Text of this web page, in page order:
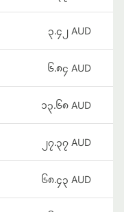
၃.၄၂ AUD
၆.၈၄ AUD
၁၃.၆၈ AUD
၂၇.၃၇ AUD
၆၈.၄၃ AUD